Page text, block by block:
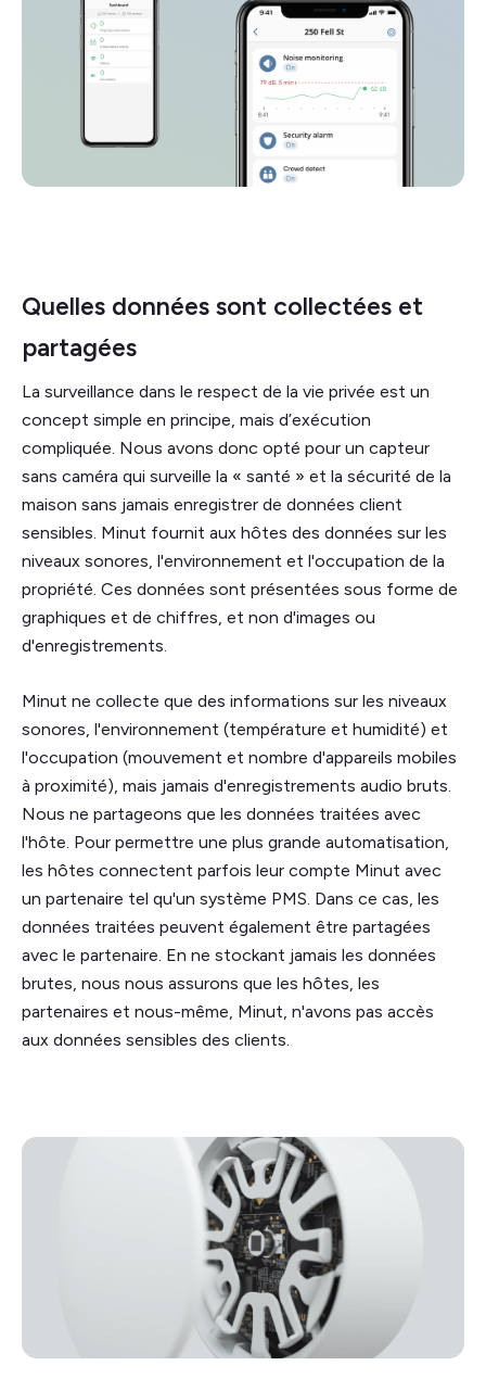
Quelles données sont collectées et
partagées
La surveillance dans le respect de la vie privée est un
concept simple en principe, mais d’exécution
compliquée. Nous avons donc opté pour un capteur
sans caméra qui surveille la « santé » et la sécurité de la
maison sans jamais enregistrer de données client
sensibles. Minut fournit aux hôtes des données sur les
niveaux sonores, l'environnement et l'occupation de la
propriété. Ces données sont présentées sous forme de
graphiques et de chiffres, et non d'images ou
d'enregistrements.
Minut ne collecte que des informations sur les niveaux
sonores, l'environnement (température et humidité) et
l'occupation (mouvement et nombre d'appareils mobiles
à proximité), mais jamais d'enregistrements audio bruts.
Nous ne partageons que les données traitées avec
l'hôte. Pour permettre une plus grande automatisation,
les hôtes connectent parfois leur compte Minut avec
un partenaire tel qu'un système PMS. Dans ce cas, les
données traitées peuvent également être partagées
avec le partenaire. En ne stockant jamais les données
brutes, nous nous assurons que les hôtes, les
partenaires et nous-même, Minut, n'avons pas accès
aux données sensibles des clients.